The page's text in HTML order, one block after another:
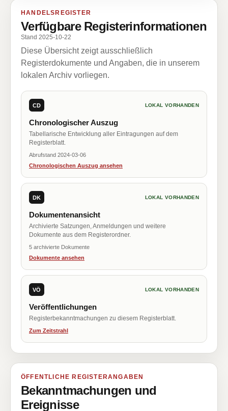
HANDELSREGISTER
Verfügbare Registerinformationen
Stand 2025-10-22
Diese Übersicht zeigt ausschließlich
Registerdokumente und Angaben, die in unserem
lokalen Archiv vorliegen.
CD LOKAL VORHANDEN
Chronologischer Auszug
Tabellarische Entwicklung aller Eintragungen auf dem
Registerblatt.
Abrufstand 2024-03-06
Chronologischen Auszug ansehen
DK LOKAL VORHANDEN
Dokumentenansicht
Archivierte Satzungen, Anmeldungen und weitere
Dokumente aus dem Registerordner.
5 archivierte Dokumente
Dokumente ansehen
VÖ LOKAL VORHANDEN
Veröffentlichungen
Registerbekanntmachungen zu diesem Registerblatt.
Zum Zeitstrahl
ÖFFENTLICHE REGISTERANGABEN
Bekanntmachungen und
Ereignisse